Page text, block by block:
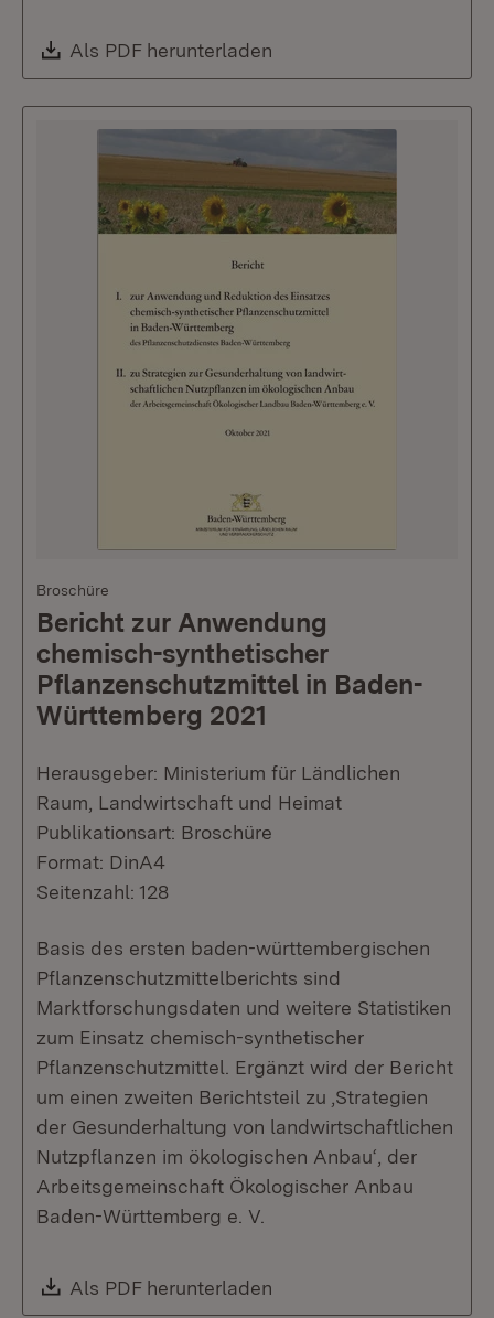
Download:
Als PDF herunterladen
Broschüre
Bericht zur Anwendung
chemisch-synthetischer
Pflanzenschutzmittel in Baden-
Württemberg 2021
Herausgeber: Ministerium für Ländlichen
Raum, Landwirtschaft und Heimat
Publikationsart: Broschüre
Format: DinA4
Seitenzahl: 128
Basis des ersten baden-württembergischen
Pflanzenschutzmittelberichts sind
Marktforschungsdaten und weitere Statistiken
zum Einsatz chemisch-synthetischer
Pflanzenschutzmittel. Ergänzt wird der Bericht
um einen zweiten Berichtsteil zu ‚Strategien
der Gesunderhaltung von landwirtschaftlichen
Nutzpflanzen im ökologischen Anbau‘, der
Arbeitsgemeinschaft Ökologischer Anbau
Baden-Württemberg e. V.
Download:
Als PDF herunterladen